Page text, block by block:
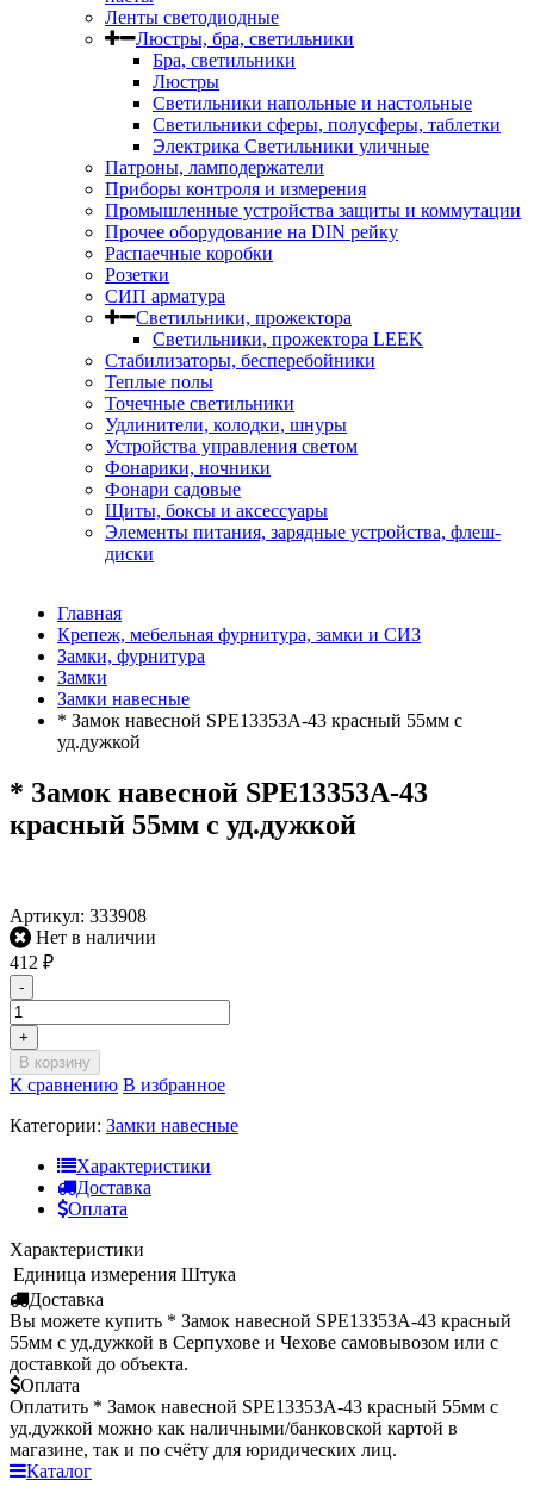
Ленты светодиодные
Люстры, бра, светильники
Бра, светильники
Люстры
Светильники напольные и настольные
Светильники сферы, полусферы, таблетки
Электрика Светильники уличные
Патроны, ламподержатели
Приборы контроля и измерения
Промышленные устройства защиты и коммутации
Прочее оборудование на DIN рейку
Распаечные коробки
Розетки
СИП арматура
Светильники, прожектора
Светильники, прожектора LEEK
Стабилизаторы, бесперебойники
Теплые полы
Точечные светильники
Удлинители, колодки, шнуры
Устройства управления светом
Фонарики, ночники
Фонари садовые
Щиты, боксы и аксессуары
Элементы питания, зарядные устройства, флеш-
диски
Главная
Крепеж, мебельная фурнитура, замки и СИЗ
Замки, фурнитура
Замки
Замки навесные
* Замок навесной SPE13353A-43 красный 55мм с
уд.дужкой
* Замок навесной SPE13353A-43
красный 55мм с уд.дужкой
Артикул: 333908
Нет в наличии
412 ₽
-
+
В корзину
К сравнению В избранное
Категории: Замки навесные
Характеристики
Доставка
Оплата
Характеристики
Единица измерения Штука
Доставка
Вы можете купить * Замок навесной SPE13353A-43 красный
55мм с уд.дужкой в Серпухове и Чехове самовывозом или с
доставкой до объекта.
Оплата
Оплатить * Замок навесной SPE13353A-43 красный 55мм с
уд.дужкой можно как наличными/банковской картой в
магазине, так и по счёту для юридических лиц.
Каталог